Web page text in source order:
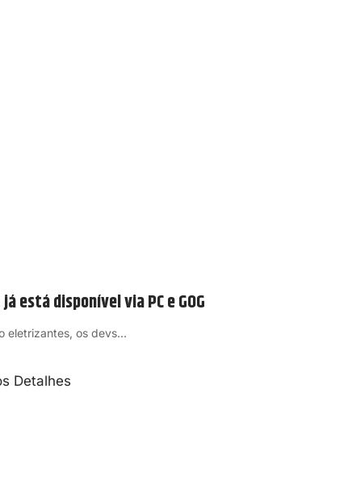
está disponível via PC e GOG
eletrizantes, os devs…